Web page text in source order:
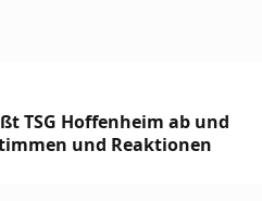
TSG Hoffenheim ab und
und Reaktionen